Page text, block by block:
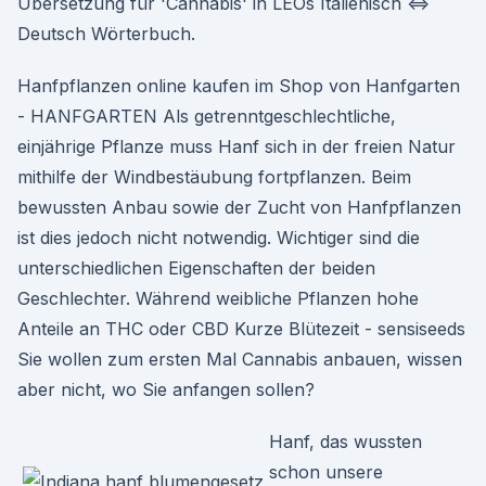
Deutsch Wörterbuch.
Hanfpflanzen online kaufen im Shop von Hanfgarten
- HANFGARTEN Als getrenntgeschlechtliche,
einjährige Pflanze muss Hanf sich in der freien Natur
mithilfe der Windbestäubung fortpflanzen. Beim
bewussten Anbau sowie der Zucht von Hanfpflanzen
ist dies jedoch nicht notwendig. Wichtiger sind die
unterschiedlichen Eigenschaften der beiden
Geschlechter. Während weibliche Pflanzen hohe
Anteile an THC oder CBD Kurze Blütezeit - sensiseeds
Sie wollen zum ersten Mal Cannabis anbauen, wissen
aber nicht, wo Sie anfangen sollen?
Hanf, das wussten
schon unsere